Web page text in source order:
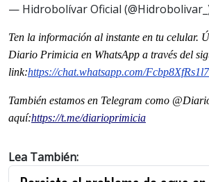
— Hidrobolívar Oficial
Ten la información al instante en tu celular.
Diario Primicia en WhatsApp a través del
link:https://chat.whatsapp.com/
También estamos en Telegram como
aquí:https://t.me/diarioprimicia
Lea También: